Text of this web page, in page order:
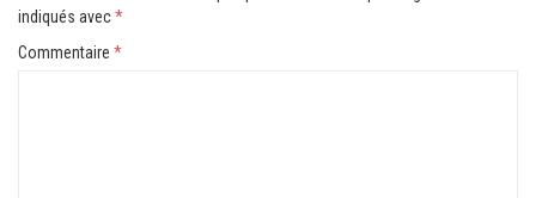
indiqués avec*
Commentaire *